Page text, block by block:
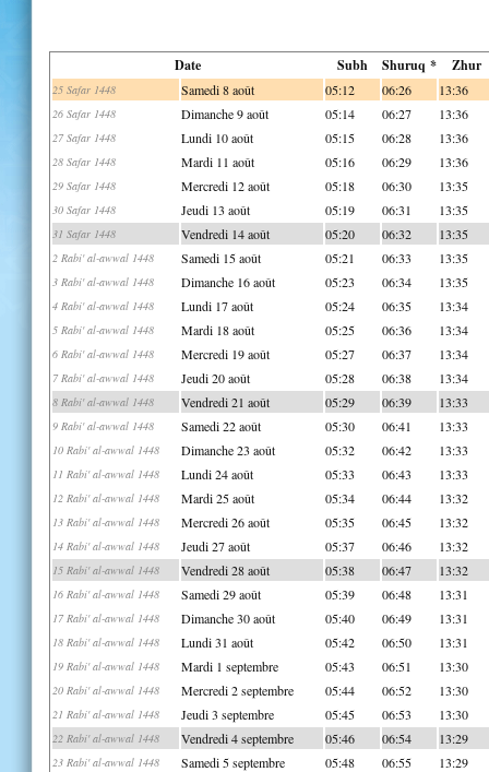
Date Subh Shuruq * Zhur
25 Safar 1448 Samedi 8 août 05:12 06:26 13:36
26 Safar 1448 Dimanche 9 août 05:14 06:27 13:36
27 Safar 1448 Lundi 10 août 05:15 06:28 13:36
28 Safar 1448 Mardi 11 août 05:16 06:29 13:36
29 Safar 1448 Mercredi 12 août 05:18 06:30 13:35
30 Safar 1448 Jeudi 13 août 05:19 06:31 13:35
31 Safar 1448 Vendredi 14 août 05:20 06:32 13:35
2 Rabi' al-awwal 1448 Samedi 15 août 05:21 06:33 13:35
3 Rabi' al-awwal 1448 Dimanche 16 août 05:23 06:34 13:35
4 Rabi' al-awwal 1448 Lundi 17 août 05:24 06:35 13:34
5 Rabi' al-awwal 1448 Mardi 18 août 05:25 06:36 13:34
6 Rabi' al-awwal 1448 Mercredi 19 août 05:27 06:37 13:34
7 Rabi' al-awwal 1448 Jeudi 20 août 05:28 06:38 13:34
8 Rabi' al-awwal 1448 Vendredi 21 août 05:29 06:39 13:33
9 Rabi' al-awwal 1448 Samedi 22 août 05:30 06:41 13:33
10 Rabi' al-awwal 1448 Dimanche 23 août 05:32 06:42 13:33
11 Rabi' al-awwal 1448 Lundi 24 août 05:33 06:43 13:33
12 Rabi' al-awwal 1448 Mardi 25 août 05:34 06:44 13:32
13 Rabi' al-awwal 1448 Mercredi 26 août 05:35 06:45 13:32
14 Rabi' al-awwal 1448 Jeudi 27 août 05:37 06:46 13:32
15 Rabi' al-awwal 1448 Vendredi 28 août 05:38 06:47 13:32
16 Rabi' al-awwal 1448 Samedi 29 août 05:39 06:48 13:31
17 Rabi' al-awwal 1448 Dimanche 30 août 05:40 06:49 13:31
18 Rabi' al-awwal 1448 Lundi 31 août 05:42 06:50 13:31
19 Rabi' al-awwal 1448 Mardi 1 septembre 05:43 06:51 13:30
20 Rabi' al-awwal 1448 Mercredi 2 septembre 05:44 06:52 13:30
21 Rabi' al-awwal 1448 Jeudi 3 septembre 05:45 06:53 13:30
22 Rabi' al-awwal 1448 Vendredi 4 septembre 05:46 06:54 13:29
23 Rabi' al-awwal 1448 Samedi 5 septembre 05:48 06:55 13:29